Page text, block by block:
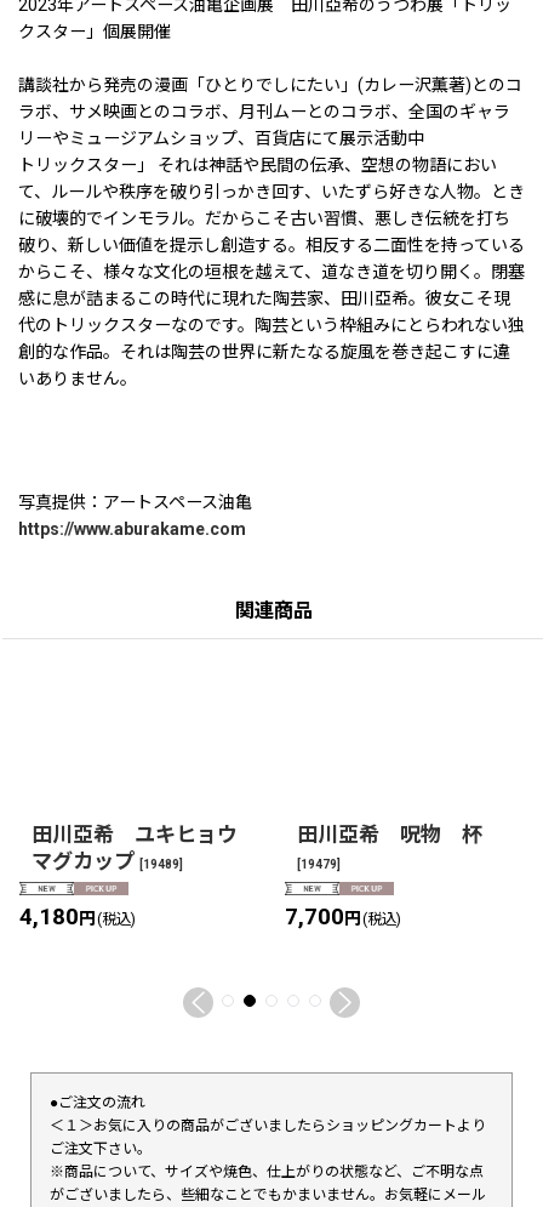
2023年アートスペース油亀企画展 田川亞希のうつわ展「トリッ
クスター」個展開催
講談社から発売の漫画「ひとりでしにたい」(カレー沢薫著)とのコ
ラボ、サメ映画とのコラボ、月刊ムーとのコラボ、全国のギャラ
リーやミュージアムショップ、百貨店にて展示活動中
トリックスター」 それは神話や民間の伝承、空想の物語におい
て、ルールや秩序を破り引っかき回す、いたずら好きな人物。とき
に破壊的でインモラル。だからこそ古い習慣、悪しき伝統を打ち
破り、新しい価値を提示し創造する。相反する二面性を持っている
からこそ、様々な文化の垣根を越えて、道なき道を切り開く。閉塞
感に息が詰まるこの時代に現れた陶芸家、田川亞希。彼女こそ現
代のトリックスターなのです。陶芸という枠組みにとらわれない独
創的な作品。それは陶芸の世界に新たなる旋風を巻き起こすに違
いありません。
写真提供：アートスペース油亀
https://www.aburakame.com
関連商品
田川亞希 ユキヒョウ
マグカップ [19489]
4,180円 (税込)
田川亞希 呪物 杯
[19479]
7,700円 (税込)
●ご注文の流れ
＜１＞お気に入りの商品がございましたらショッピングカートより
ご注文下さい。
※商品について、サイズや焼色、仕上がりの状態など、ご不明な点
がございましたら、些細なことでもかまいません。お気軽にメール